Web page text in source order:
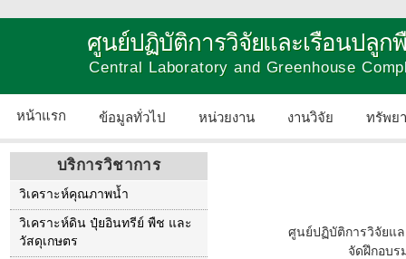
ศูนย์ปฏิบัติการวิจัยและเรือนปลูก
Central Laboratory and Greenhouse
หน้าแรก ข้อมูลทั่วไป หน่วยงาน งานวิจัย ทรัพย
บริการวิชาการ
วิเคราะห์คุณภาพน้ำ
วิเคราะห์ดิน ปุ๋ยอินทรีย์ พืช และ
วัสดุเกษตร
ศูนย์ปฏิบัติการวิจัยแ
จัดฝึกอบร